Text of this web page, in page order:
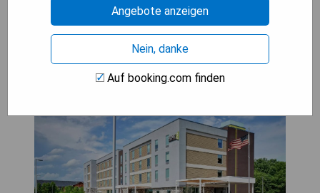
Home2 Suites By Hilton
Georgetown
Angebote anzeigen
Nein, danke
Auf booking.com finden